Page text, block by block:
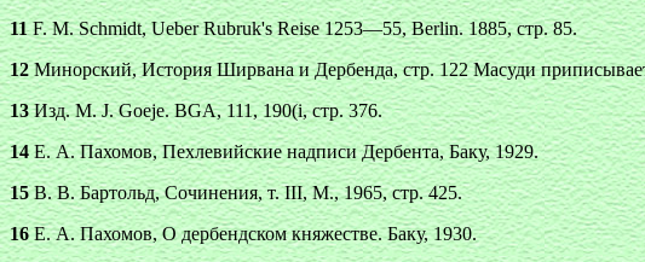
11F. М. Sсhmidt, Ueber Rubruk's Reise 1253—55, Berlin. 1885, стр. 85.
12Минорский, История Ширвана и Дербенда, стр. 122 Масуди
13Изд. М. J. Goeje. BGA, 111, 190(i, стр. 376.
14 Е. А. Пахомов, Пехлевийские надписи Дербента, Баку, 1929.
15В. В. Бартольд, Сочинения, т. III, М., 1965, стр. 425.
16Е. А. Пахомов, О дербендском княжестве. Баку, 1930.